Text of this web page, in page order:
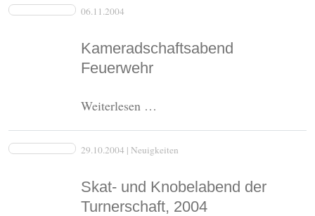
06.11.2004
Kameradschaftsabend
Feuerwehr
Weiterlesen …
29.10.2004 | Neuigkeiten
Skat- und Knobelabend der
Turnerschaft, 2004